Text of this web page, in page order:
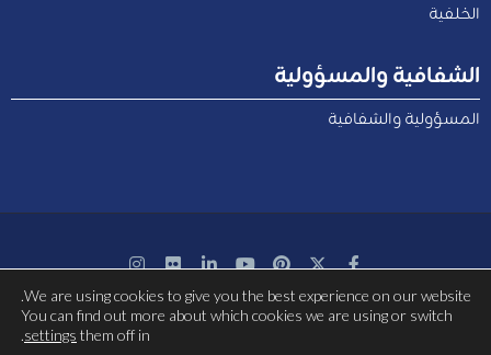
الخلفية
الشفافية والمسؤولية
المسؤولية والشفافية
بتمويل مشترك من الاتحاد الأوروبي
We are using cookies to give you the best experience on our website.
You can find out more about which cookies we are using or switch
them off in
settings
.